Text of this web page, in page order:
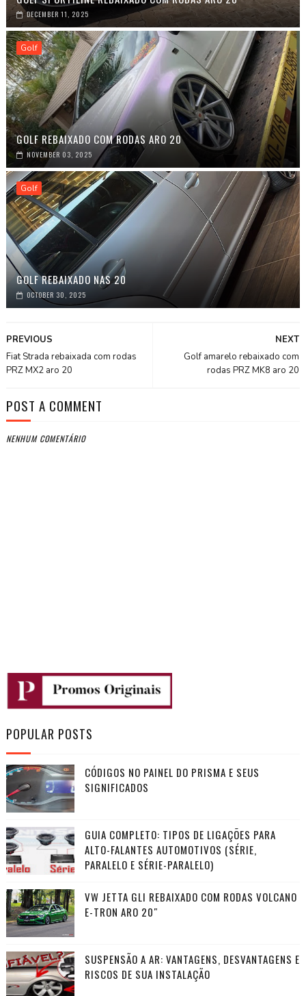
DECEMBER 11, 2025
Golf
GOLF REBAIXADO COM RODAS ARO 20
NOVEMBER 03, 2025
Golf
GOLF REBAIXADO NAS 20
OCTOBER 30, 2025
NEXT
Golf amarelo rebaixado com
rodas PRZ MK8 aro 20
PREVIOUS
Fiat Strada rebaixada com rodas
PRZ MX2 aro 20
POST A COMMENT
NENHUM COMENTÁRIO
POPULAR POSTS
CÓDIGOS NO PAINEL DO PRISMA E SEUS
SIGNIFICADOS
GUIA COMPLETO: TIPOS DE LIGAÇÕES PARA
ALTO-FALANTES AUTOMOTIVOS (SÉRIE,
PARALELO E SÉRIE-PARALELO)
VW JETTA GLI REBAIXADO COM RODAS VOLCANO
E-TRON ARO 20″
SUSPENSÃO A AR: VANTAGENS, DESVANTAGENS E
RISCOS DE SUA INSTALAÇÃO